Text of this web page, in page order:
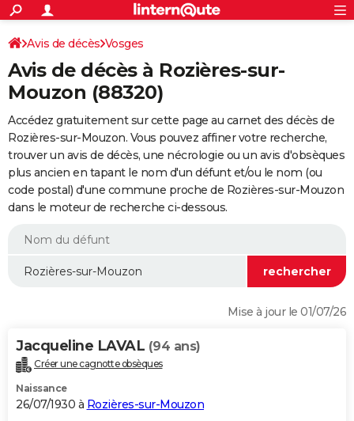
ACTUALITÉS
Politique
Société
Faits Divers
Education
Monde
Villes
+
SPORT
Coupe du monde 2026
Football
Tennis
Cyclisme
Rugby
Forum
FINANCE
Retraite
Impôts
Epargne
Immobilier
Risques naturels par ville
Banque
Assurance
Crédit
Essais
Réserver un essai
Citadines
Berlines
SUV
Forum auto
+
HIGH-TECH
Mobiles
Meilleur smartphone
Internet
Ordinateurs
Jeux vidéo
Guide high-tech
+
BRICOLAGE
Forum
Aménagement intérieur
Extérieur
Cuisine
Salle de bains
Jardinage
Rangement
WEEK-END
Guides de France
Escapades
Patrimoine
Expositions
Musées
Week-end nature
LIFESTYLE
Alimentation
Guide de la santé
Maladies
Médicaments
Sommeil
VOYAGE
Destinations
City break
Voyage nature
Voyage de noces
Forum
Climat
+PHOTO
GUIDES D'ACHAT
Avis de décès Vosges
Avis de décès à Rozières-sur-
Mouzon (88320)
Accédez gratuitement sur cette page au carnet des décès de
Rozières-sur-Mouzon. Vous pouvez affiner votre recherche,
trouver un avis de décès, une nécrologie ou un avis d'obsèques
plus ancien en tapant le nom d'un défunt et/ou le nom (ou
code postal) d'une commune proche de Rozières-sur-Mouzon
dans le moteur de recherche ci-dessous.
Mise à jour le 01/07/26
Jacqueline LAVAL (94 ans)
Créer une cagnotte obsèques
Naissance
26/07/1930 à Rozières-sur-Mouzon